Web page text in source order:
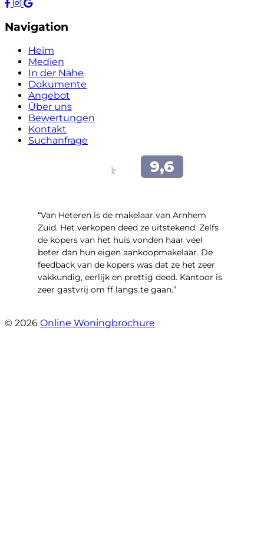
Navigation
Heim
Medien
In der Nähe
Dokumente
Angebot
Über uns
Bewertungen
Kontakt
Suchanfrage
“Van Heteren is de makelaar van Arnhem
Zuid. Het verkopen deed ze uitstekend. Zelfs
de kopers van het huis vonden haar veel
beter dan hun eigen aankoopmakelaar. De
feedback van de kopers was dat ze het zeer
vakkundig, eerlijk en prettig deed. Kantoor is
zeer gastvrij om ff langs te gaan.”
© 2026 Online Woningbrochure